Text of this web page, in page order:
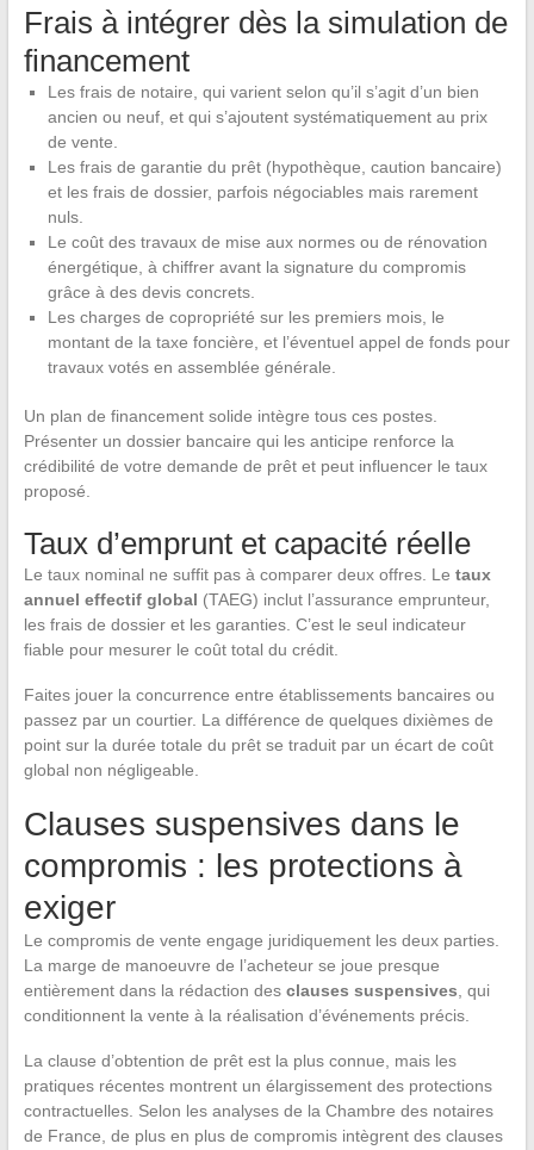
Frais à intégrer dès la simulation de
financement
Les frais de notaire, qui varient selon qu’il s’agit d’un bien
ancien ou neuf, et qui s’ajoutent systématiquement au prix
de vente.
Les frais de garantie du prêt (hypothèque, caution bancaire)
et les frais de dossier, parfois négociables mais rarement
nuls.
Le coût des travaux de mise aux normes ou de rénovation
énergétique, à chiffrer avant la signature du compromis
grâce à des devis concrets.
Les charges de copropriété sur les premiers mois, le
montant de la taxe foncière, et l’éventuel appel de fonds pour
travaux votés en assemblée générale.
Un plan de financement solide intègre tous ces postes.
Présenter un dossier bancaire qui les anticipe renforce la
crédibilité de votre demande de prêt et peut influencer le taux
proposé.
Taux d’emprunt et capacité réelle
Le taux nominal ne suffit pas à comparer deux offres. Le taux
annuel effectif global (TAEG) inclut l’assurance emprunteur,
les frais de dossier et les garanties. C’est le seul indicateur
fiable pour mesurer le coût total du crédit.
Faites jouer la concurrence entre établissements bancaires ou
passez par un courtier. La différence de quelques dixièmes de
point sur la durée totale du prêt se traduit par un écart de coût
global non négligeable.
Clauses suspensives dans le
compromis : les protections à
exiger
Le compromis de vente engage juridiquement les deux parties.
La marge de manoeuvre de l’acheteur se joue presque
entièrement dans la rédaction des clauses suspensives, qui
conditionnent la vente à la réalisation d’événements précis.
La clause d’obtention de prêt est la plus connue, mais les
pratiques récentes montrent un élargissement des protections
contractuelles. Selon les analyses de la Chambre des notaires
de France, de plus en plus de compromis intègrent des clauses